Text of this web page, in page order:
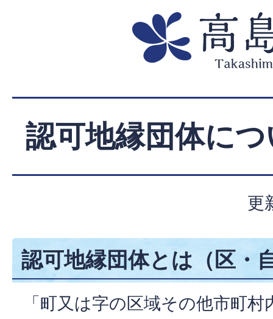
認可地縁団体に
更
認可地縁団体とは（区・
「町又は字の区域その他市町